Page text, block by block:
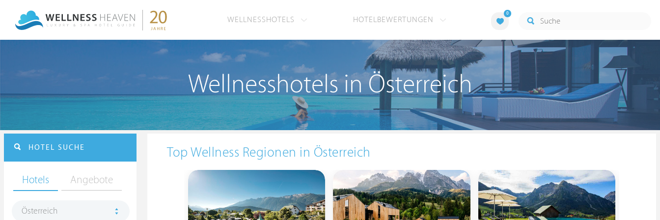
WELLNESSHOTELS HOTELBEWERTUNGEN
0
Wellnesshotels in Österreich
Top Wellness Regionen in Österreich
HOTEL SUCHE
Hotels Angebote
Österreich